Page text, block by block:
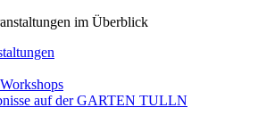
im Überblick
auf der GARTEN TULLN